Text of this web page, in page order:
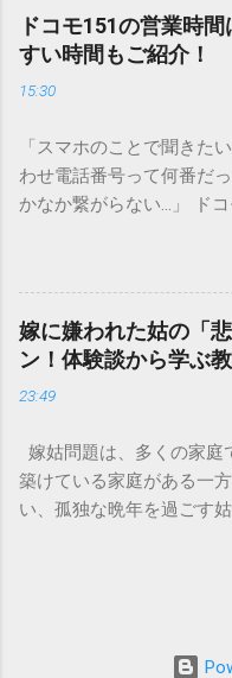
水口へ流すことは環境負
傷める可能性も高いため
墨汁を安全かつ環境に優
容器を適切に分別する方
す）」と「膠（にかわ）
微細かつ独特の粘性を持
の観点から以下の問題が
施設であっても、これら
とは容易ではありません
到達し、水質の濁りや生
ます。 2. 排水管の詰まり
め、深刻な詰まりを引き
住宅では配管トラブルが
ケースも珍しくありませ
やホーロー製のシンクに
材の隙間に入り込み、取
汁を処分する際は、「液
ドコモ151の営業時
すい時間もご紹介！
15:30
「スマホのことで聞きた
わせ電話番号って何番だ
かなか繋がらない…」 ド
ンフォメーションセンタ
ね。 でも、「 ドコモ151
151は何時から 受付可能
かなか電話ができない方
は、ドコモ151の営業時間
らには電話がつながらな
言うと、ドコモのインフ
時間は、 午前9時から午
祝日も営業しています。
って連絡することができ
以外からの問い合わせは
嫁に嫌われた姑の「
ン！体験談から学ぶ
23:49
嫁姑問題は、多くの家庭
築けている家庭がある一
い、孤独な晩年を過ごす
を10パターンご紹介しま
する 「まさか追い出され